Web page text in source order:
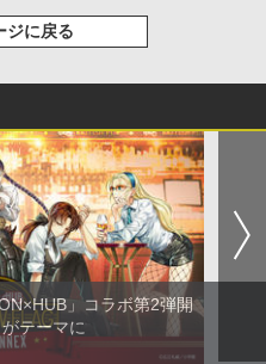
ジに戻る
」コラボ第2弾開
テーマに